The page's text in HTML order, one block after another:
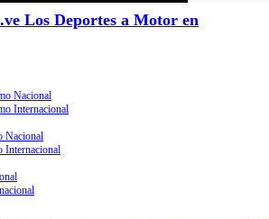
Los Deportes a Motor en
Nacional
Internacional
Nacional
Internacional